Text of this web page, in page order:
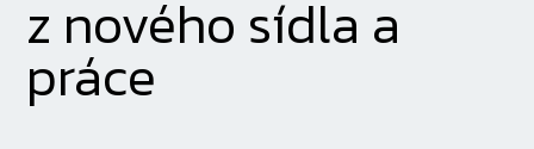
z nového sídla a
práce